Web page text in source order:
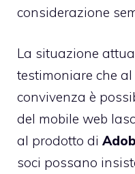
considerazione
La situazione
testimoniare che
convivenza è
del mobile web
al prodotto di
soci possano